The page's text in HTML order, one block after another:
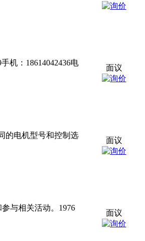
机：18614042436电
面议
的电机型号和控制选
面议
与相关活动。1976
面议